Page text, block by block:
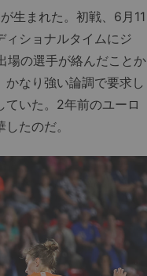
生まれた。初戦、6月11
ィショナルタイムにジ
場の選手が絡んだことか
なり強い論調で要求し
いた。2年前のユーロ
たのだ。